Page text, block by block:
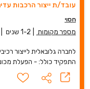
עובד/ת ייצור הרכבות
חסוי
מספר מקומות 1-2 שנים
לחברה גלובאלית לייצור
התפקיד כולל: - הפעלת